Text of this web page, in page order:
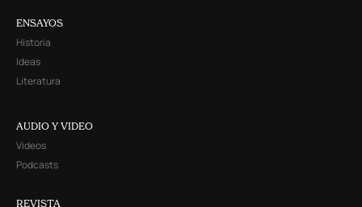
ENSAYOS
Historia
Ideas
Literatura
AUDIO Y VIDEO
Videos
Podcasts
REVISTA